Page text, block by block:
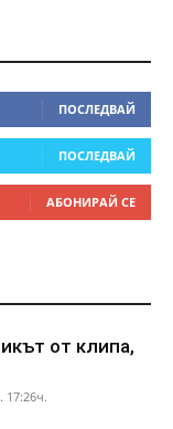
ПОСЛЕДВАЙ
ПОСЛЕДВАЙ
АБОНИРАЙ СЕ
от клипа,
17:26ч.